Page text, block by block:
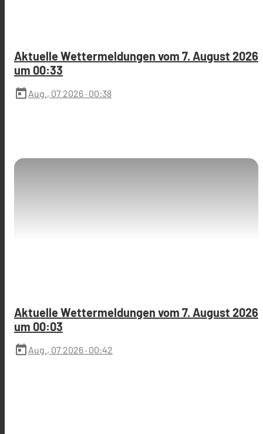
Aktuelle Wettermeldungen vom 7. August 2026
um 00:33
today Aug., 07 2026 · 00:38
Aktuelle Wettermeldungen vom 7. August 2026
um 00:03
today Aug., 07 2026 · 00:42